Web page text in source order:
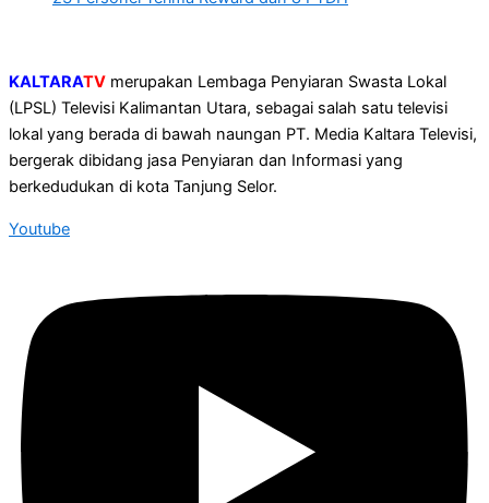
KALTARATV merupakan Lembaga Penyiaran Swasta Lokal
(LPSL) Televisi Kalimantan Utara, sebagai salah satu televisi
lokal yang berada di bawah naungan PT. Media Kaltara Televisi,
bergerak dibidang jasa Penyiaran dan Informasi yang
berkedudukan di kota Tanjung Selor.
Youtube